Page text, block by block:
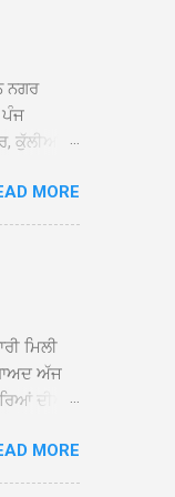
ਨਗਰ
ਪੰਜ
ਕੁੱਲੀਆਂ,
ਸ੍ਰੀ
ਦੇ
’ਤੇ
MORE
ਮਿਲੀ
ਅੱਜ
ਦੀਆਂ
ਘਟਨਾ
ਹਰਵਿੰਦਰ
MORE